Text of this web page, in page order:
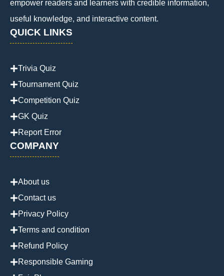
empower readers and learners with credible information,
useful knowledge, and interactive content.
QUICK LINKS
Trivia Quiz
Tournament Quiz
Competition Quiz
GK Quiz
Report Error
COMPANY
About us
Contact us
Privacy Policy
Terms and condition
Refund Policy
Responsible Gaming